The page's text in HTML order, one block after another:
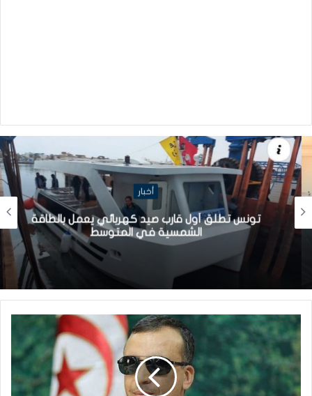
أخبار
تونس تطلق أول قارب صيد كهربائي يعمل بالطاقة
الشمسية في المتوسط